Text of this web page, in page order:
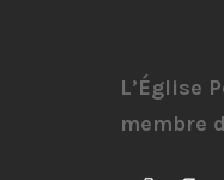
L’Église
membre